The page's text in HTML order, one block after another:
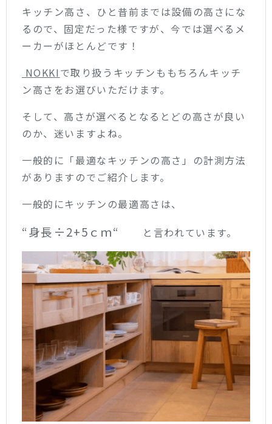
キッチン高さ、ひと昔前までは設備の高さにな
るので、固定だった様ですが、今では選べるメ
ーカーがほとんどです！
NOKKIで取り扱うキッチンももちろんキッチ
ン高さをお選びいただけます。
そして、高さが選べるとなるとどの高さが良い
のか、迷いますよね。
一般的に「最適なキッチンの高さ」の計測方法
がありますのでご紹介します。
一般的にキッチンの最適高さは、
“身長÷2+5ｃｍ“ と言われています。